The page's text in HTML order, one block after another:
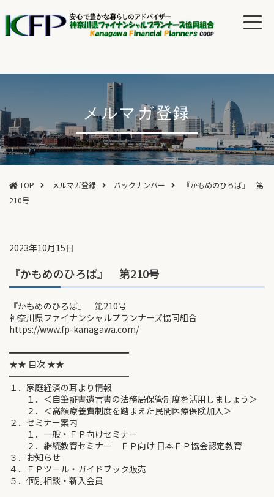
メルマガ登録
TOP メルマガ登録 バックナンバー
『かもめのひろば』 第
210号
2023年10月15日
『かもめのひろば』 第210号
『かもめのひろば』 第210号
神奈川県ファイナンシャルプランナーズ協同組合
https://www.fp-kanagawa.com/
━━━━━━━━━━━━━━
★★ 目次 ★★
━━━━━━━━━━━━━━
１．家庭経済の耳より情報
１．＜自筆証書遺言書の法務局保管制度を活用しましょう＞
２．＜高額療養費制度を踏まえた民間医療保険加入＞
２．セミナー案内
１．一般・ＦＰ向けセミナー
２．継続教育セミナー ＦＰ向け 日本ＦＰ協会認定教育
３．お知らせ
４．ＦＰツール・ガイドブック販売
５．個別相談・新入会員